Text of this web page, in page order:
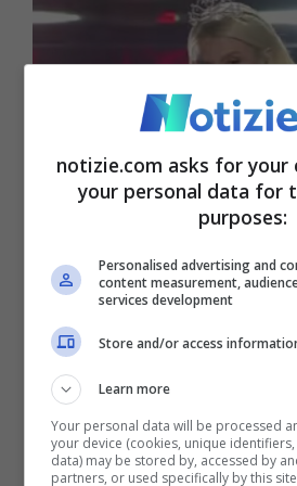
Nella seconda serata
Sangiovanniche ha fatto
collanina con il nome della
(Giulia). Il duoMalika
non sono passate
notizie.com asks for your
your personal data for
purposes:
Personalised advertising and
content measurement,
services development
Store and/or access
Learn more
Your personal data will be processed
your device (cookies, unique
data) may be stored by, accessed by
partners, or used specifically by this